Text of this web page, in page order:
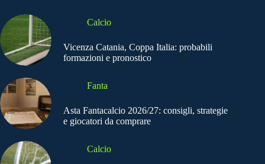
Calcio
Vicenza Catania, Coppa Italia: probabili
formazioni e pronostico
Fanta
Asta Fantacalcio 2026/27: consigli, strategie
e giocatori da comprare
Calcio